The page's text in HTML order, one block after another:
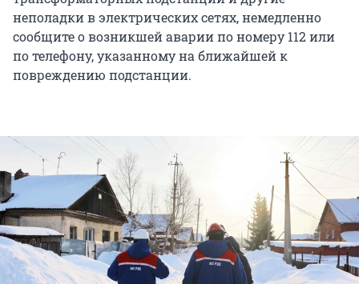
неполадки в электрических сетях, немедленно
сообщите о возникшей аварии по номеру 112 или
по телефону, указанному на ближайшей к
повреждению подстанции.